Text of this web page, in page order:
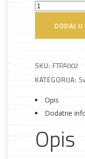
ACUSTICO
gerecon
količina
DODAJ
SKU: FTPA002
KATEGORIJA:
Opis
Dodatne
Opis